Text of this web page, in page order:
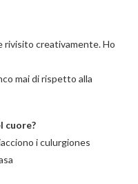
rivisito creativamente. Ho
mai di rispetto alla
cuore?
i culurgiones